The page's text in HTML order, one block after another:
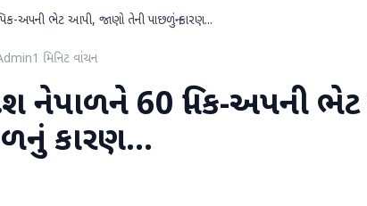
અપની ભેટ આપી, જાણો તેની પાછળનું કારણ...
1 મિનિટ વાંચન
નેપાળને 60 પિક-અપની
કારણ...